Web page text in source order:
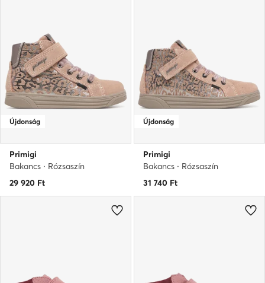
Újdonság
Primigi
Bakancs · Rózsaszín
29 920 Ft
Újdonság
Primigi
Bakancs · Rózsaszín
31 740 Ft